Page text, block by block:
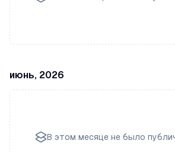
июнь, 2026
В этом месяце не было